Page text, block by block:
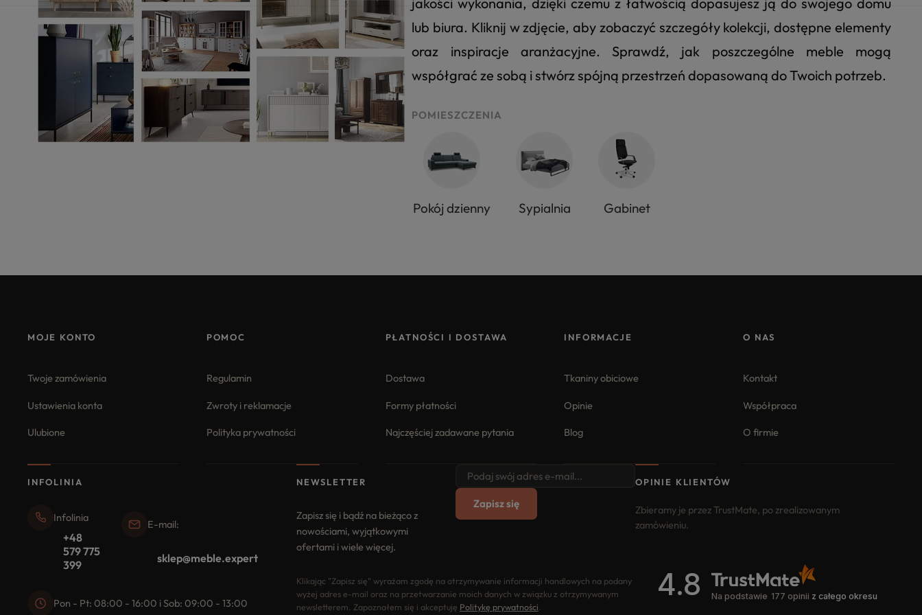
lub biura. Kliknij w zdjęcie, aby zobaczyć szczegóły kolekcji, dostępne elementy
oraz inspiracje aranżacyjne. Sprawdź, jak poszczególne meble mogą
współgrać ze sobą i stwórz spójną przestrzeń dopasowaną do Twoich potrzeb.
POMIESZCZENIA
Pokój dzienny Sypialnia Gabinet
MOJE KONTO
Twoje zamówienia
Ustawienia konta
Ulubione
POMOC
Regulamin
Zwroty i reklamacje
Polityka prywatności
PŁATNOŚCI I DOSTAWA
Dostawa
Formy płatności
Najczęściej zadawane pytania
INFORMACJE
Tkaniny obiciowe
Opinie
Blog
O NAS
Kontakt
Współpraca
O firmie
INFOLINIA
Infolinia
+48
579 775
399
Pon - Pt: 08:00 - 16:00 i Sob: 09:00 - 13:00
E-mail:
sklep@meble.expert
NEWSLETTER
Zapisz się i bądź na bieżąco z
nowościami, wyjątkowymi
ofertami i wiele więcej.
Zapisz się
Klikając "Zapisz się" wyrażam zgodę na otrzymywanie informacji handlowych na podany
wyżej adres e-mail oraz na przetwarzanie moich danych w związku z otrzymywanym
newsletterem. Zapoznałem się i akceptuję Politykę prywatności
OPINIE KLIENTÓW
Zbieramy je przez TrustMate, po zrealizowanym
zamówieniu.
4.8 Na podstawie 177 opinii z całego okresu